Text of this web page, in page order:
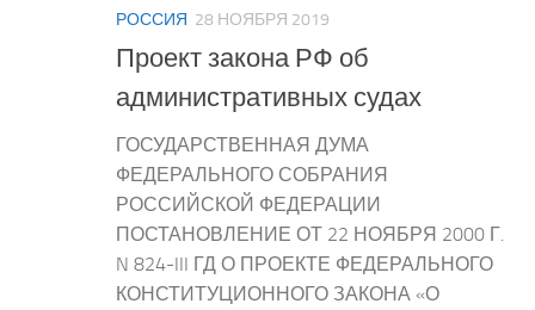
РОССИЯ 28 НОЯБРЯ 2019
Проект закона РФ об
административных судах
ГОСУДАРСТВЕННАЯ ДУМА
ФЕДЕРАЛЬНОГО СОБРАНИЯ
РОССИЙСКОЙ ФЕДЕРАЦИИ
ПОСТАНОВЛЕНИЕ ОТ 22 НОЯБРЯ 2000 Г.
N 824-III ГД О ПРОЕКТЕ ФЕДЕРАЛЬНОГО
КОНСТИТУЦИОННОГО ЗАКОНА «О